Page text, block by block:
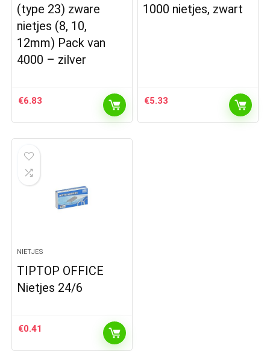
(type 23) zware
nietjes (8, 10,
12mm) Pack van
4000 – zilver
€6.83
1000 nietjes, zwart
€5.33
NIETJES
TIPTOP OFFICE
Nietjes 24/6
€0.41